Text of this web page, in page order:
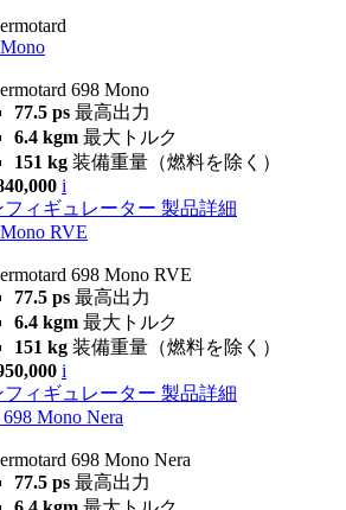
698 Mono
77.5 ps 最高出力
6.4 kgm 最大トルク
151 kg 装備重量（燃料を除く）
i
フィギュレーター 製品詳細
RVE
698 Mono RVE
77.5 ps 最高出力
6.4 kgm 最大トルク
151 kg 装備重量（燃料を除く）
i
フィギュレーター 製品詳細
698 Mono Nera
698 Mono Nera
77.5 ps 最高出力